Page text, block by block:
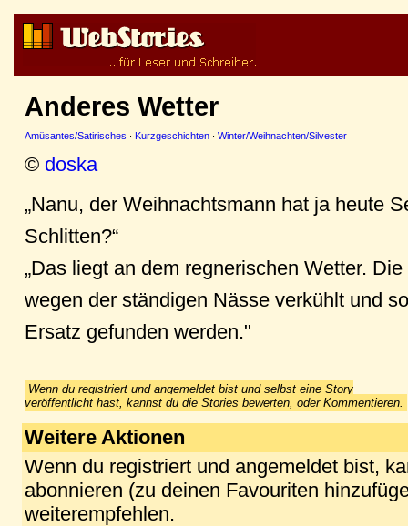
Anderes Wetter
Amüsantes/Satirisches · Kurzgeschichten · Winter/Weihnachten/Silvester
© doska
„Nanu, der Weihnachtsmann hat ja heute
Schlitten?“
„Das liegt an dem regnerischen Wetter.
wegen der ständigen Nässe verkühlt und
Ersatz gefunden werden."
Wenn du registriert und angemeldet bist und selbst eine Story
veröffentlicht hast, kannst du die Stories bewerten, oder Kommentieren.
Weitere Aktionen
Wenn du registriert und angemeldet bist,
abonnieren (zu deinen Favouriten
weiterempfehlen.